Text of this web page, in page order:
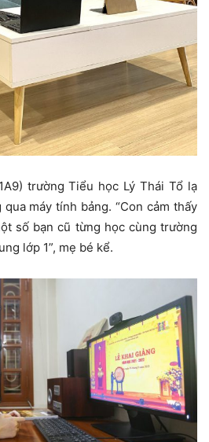
trường Tiểu học Lý Thái Tổ lạ
máy tính bảng. “Con cảm thấy
số bạn cũ từng học cùng trường
lớp 1”, mẹ bé kể.